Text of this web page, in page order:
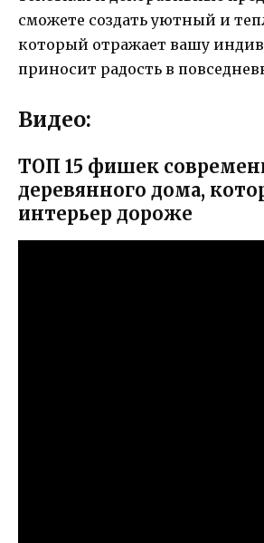
сможете создать уютный и
который отражает вашу
приносит радость в
Видео:
ТОП 15 фишек
деревянного дома,
интерьер дороже